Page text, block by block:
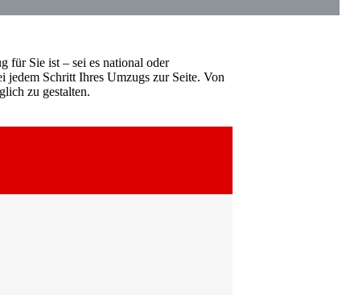
für Sie ist – sei es national oder
jedem Schritt Ihres Umzugs zur Seite. Von
zu gestalten.